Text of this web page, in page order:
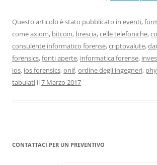
Questo articolo è stato pubblicato in eventi,
comeaxiom, bitcoin, brescia,celle telefoniche,
consulente informatico forense,criptovalute,
forensics,fonti aperte, informatica forense,
ios, ios forensics,onif,ordine degli ingegneri,
tabulati il7 Marzo 2017
CONTATTACI PER UN PREVENTIVO